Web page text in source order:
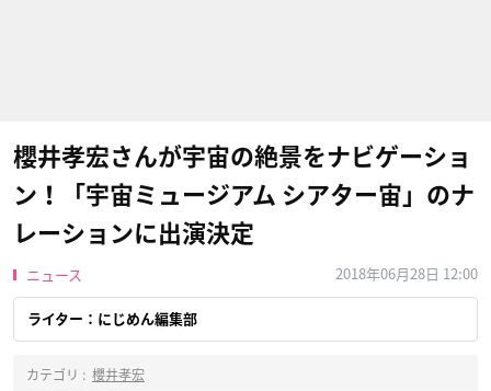
櫻井孝宏さんが宇宙の絶景をナビゲーショ
ン！「宇宙ミュージアム シアター宙」のナ
レーションに出演決定
ニュース 2018年06月28日 12:00
ライター：にじめん編集部
カテゴリ : 櫻井孝宏